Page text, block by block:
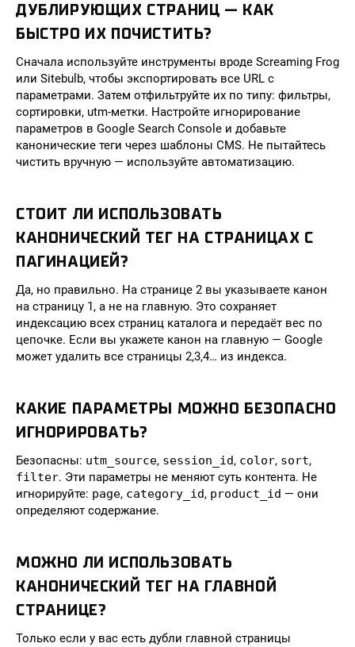
ДУБЛИРУЮЩИХ СТРАНИЦ — КАК
БЫСТРО ИХ ПОЧИСТИТЬ?
Сначала используйте инструменты вроде Screaming Frog
или Sitebulb, чтобы экспортировать все URL с
параметрами. Затем отфильтруйте их по типу: фильтры,
сортировки, utm-метки. Настройте игнорирование
параметров в Google Search Console и добавьте
канонические теги через шаблоны CMS. Не пытайтесь
чистить вручную — используйте автоматизацию.
СТОИТ ЛИ ИСПОЛЬЗОВАТЬ
КАНОНИЧЕСКИЙ ТЕГ НА СТРАНИЦАХ С
ПАГИНАЦИЕЙ?
Да, но правильно. На странице 2 вы указываете канон
на страницу 1, а не на главную. Это сохраняет
индексацию всех страниц каталога и передаёт вес по
цепочке. Если вы укажете канон на главную — Google
может удалить все страницы 2,3,4… из индекса.
КАКИЕ ПАРАМЕТРЫ МОЖНО БЕЗОПАСНО
ИГНОРИРОВАТЬ?
Безопасны: utm_source, session_id, color, sort,
filter. Эти параметры не меняют суть контента. Не
игнорируйте: page, category_id, product_id — они
определяют содержание.
МОЖНО ЛИ ИСПОЛЬЗОВАТЬ
КАНОНИЧЕСКИЙ ТЕГ НА ГЛАВНОЙ
СТРАНИЦЕ?
Только если у вас есть дубли главной страницы